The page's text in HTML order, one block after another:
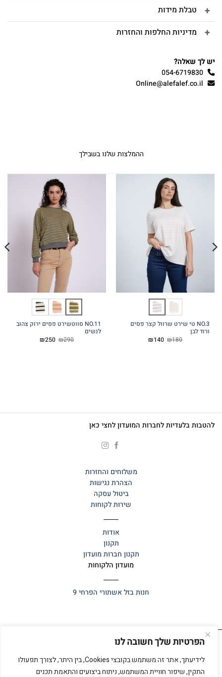
הפרטיות שלך חשובה לנו
לידיעתך, אתר זה משתמש בקובצי Cookies, בין היתר, לצורך תפעולו
התקין, שיפור חוויית המשתמש, ניתוח ביצועים והתאמת תכנים
טבלת מידות
מדיניות החלפות והחזרות
יש לך שאלה?
054-6719830
Online@alefalef.co.il
ההמלצות שלנו בשבילך
NO.3 טי שירט שרוול קצר פסים
ורוד לבן
₪180 המחיר
₪140 המחיר
NO.11 סווטשירט פסים ירוק צהוב
לנשים
₪290 המחיר
₪250 המחיר
להטבות בלעדיות לחברות המועדון לחצי כאן
משלוחים והחזרות
הצהרת נגישות
ביטול עסקה
שירות לקוחות
אודות
תקנון
תקנון חברות מועדון
מועדון הלקוחות
חנות בזלאשתורי הפרחי 9
כל הזכויות שמורות 2025 © אלף אלף